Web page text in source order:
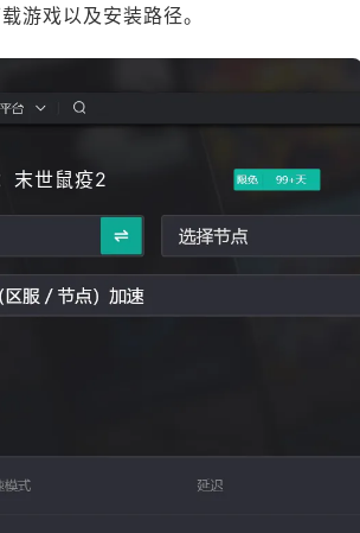
游戏以及安装路径。
末世鼠疫2